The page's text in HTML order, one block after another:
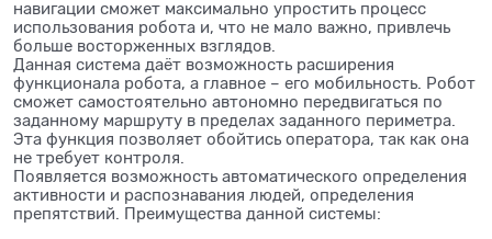
навигации сможет максимально упростить процесс
использования робота и, что не мало важно, привлечь
больше восторженных взглядов.
Данная система даёт возможность расширения
функционала робота, а главное – его мобильность. Робот
сможет самостоятельно автономно передвигаться по
заданному маршруту в пределах заданного периметра.
Эта функция позволяет обойтись оператора, так как она
не требует контроля.
Появляется возможность автоматического определения
активности и распознавания людей, определения
препятствий. Преимущества данной системы: